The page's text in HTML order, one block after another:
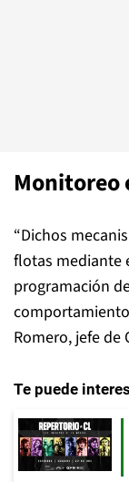
Monitoreo
“Dichos
flotas mediante
programación
Romero, jefe de
Te puede